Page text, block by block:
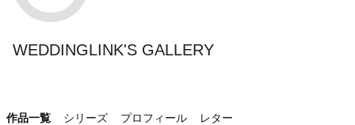
WEDDINGLINK'S GALLERY
作品一覧 シリーズ プロフィール レター